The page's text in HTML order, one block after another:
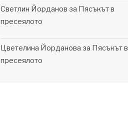
Светлин Йорданов за Пясъкът в
пресеялото
Цветелина Йорданова за Пясъкът в
пресеялото